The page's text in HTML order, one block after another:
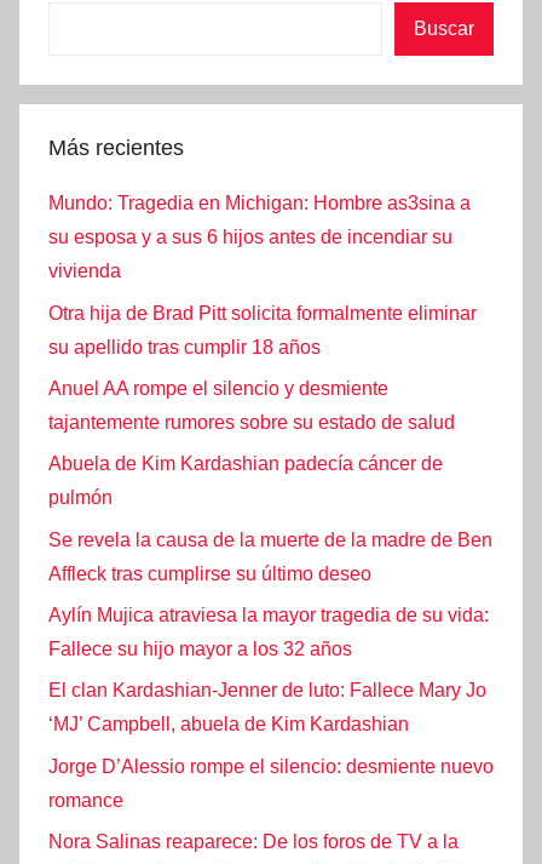
Buscar
Más recientes
Mundo: Tragedia en Michigan: Hombre as3sina a
su esposa y a sus 6 hijos antes de incendiar su
vivienda
Otra hija de Brad Pitt solicita formalmente eliminar
su apellido tras cumplir 18 años
Anuel AA rompe el silencio y desmiente
tajantemente rumores sobre su estado de salud
Abuela de Kim Kardashian padecía cáncer de
pulmón
Se revela la causa de la muerte de la madre de Ben
Affleck tras cumplirse su último deseo
Aylín Mujica atraviesa la mayor tragedia de su vida:
Fallece su hijo mayor a los 32 años
El clan Kardashian-Jenner de luto: Fallece Mary Jo
‘MJ’ Campbell, abuela de Kim Kardashian
Jorge D’Alessio rompe el silencio: desmiente nuevo
romance
Nora Salinas reaparece: De los foros de TV a la